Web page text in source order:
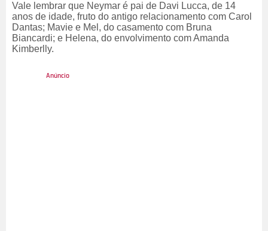
Vale lembrar que Neymar é pai de Davi Lucca, de 14
anos de idade, fruto do antigo relacionamento com Carol
Dantas; Mavie e Mel, do casamento com Bruna
Biancardi; e Helena, do envolvimento com Amanda
Kimberlly.